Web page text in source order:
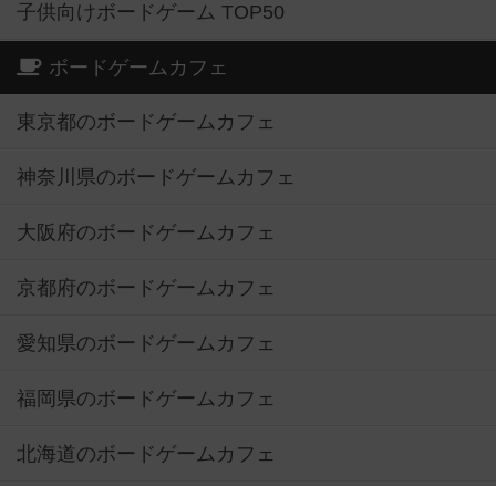
子供向けボードゲーム TOP50
ボードゲームカフェ
東京都のボードゲームカフェ
神奈川県のボードゲームカフェ
大阪府のボードゲームカフェ
京都府のボードゲームカフェ
愛知県のボードゲームカフェ
福岡県のボードゲームカフェ
北海道のボードゲームカフェ